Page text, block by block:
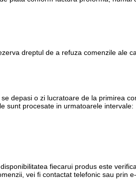
dreptul de a refuza comenzile ale
depasi o zi lucratoare de la primirea
sunt procesate in urmatoarele intervale:
fiecarui produs este
vei fi contactat telefonic sau prin